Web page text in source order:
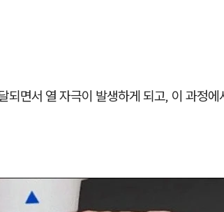
되면서 열 자극이 발생하게 되고, 이 과정에